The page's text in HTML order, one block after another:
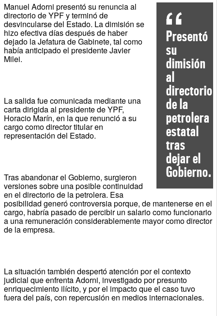
Presentó
su
dimisión
al
directorio
de la
petrolera
estatal
tras
dejar el
Gobierno.
Manuel Adorni presentó su renuncia al
directorio de YPF y terminó de
desvincularse del Estado. La dimisión se
hizo efectiva días después de haber
dejado la Jefatura de Gabinete, tal como
había anticipado el presidente Javier
Milei.
La salida fue comunicada mediante una
carta dirigida al presidente de YPF,
Horacio Marín, en la que renunció a su
cargo como director titular en
representación del Estado.
Tras abandonar el Gobierno, surgieron
versiones sobre una posible continuidad
en el directorio de la petrolera. Esa
posibilidad generó controversia porque, de mantenerse en el
cargo, habría pasado de percibir un salario como funcionario
a una remuneración considerablemente mayor como director
de la empresa.
La situación también despertó atención por el contexto
judicial que enfrenta Adorni, investigado por presunto
enriquecimiento ilícito, y por el impacto que el caso tuvo
fuera del país, con repercusión en medios internacionales.